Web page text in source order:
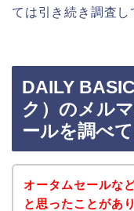
ては引き続き調査し
DAILY
ク）のメル
ールを調べて
オータムセールな
と思ったことがあ